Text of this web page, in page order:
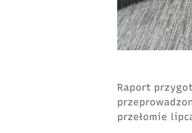
Raport
przełomie